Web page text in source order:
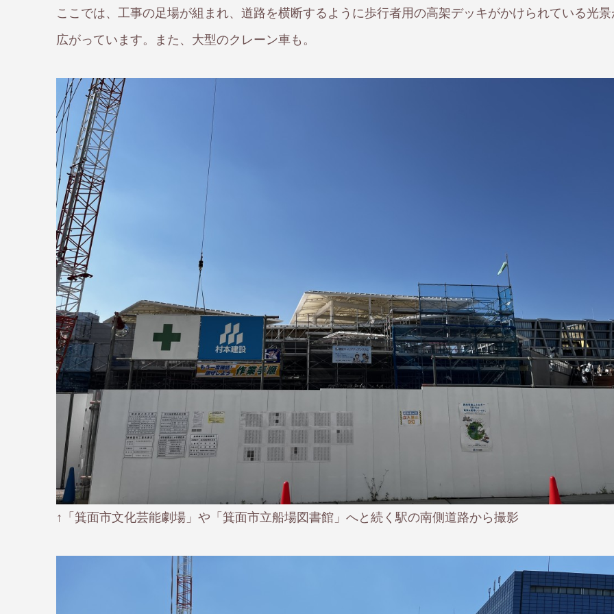
ここでは、工事の足場が組まれ、道路を横断するように歩行者用の高架デッキがかけられている光景
広がっています。また、大型のクレーン車も。
↑「箕面市文化芸能劇場」や「箕面市立船場図書館」へと続く駅の南側道路から撮影